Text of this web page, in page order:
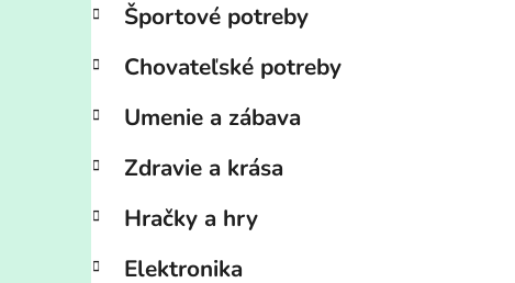
Športové potreby
Chovateľské potreby
Umenie a zábava
Zdravie a krása
Hračky a hry
Elektronika